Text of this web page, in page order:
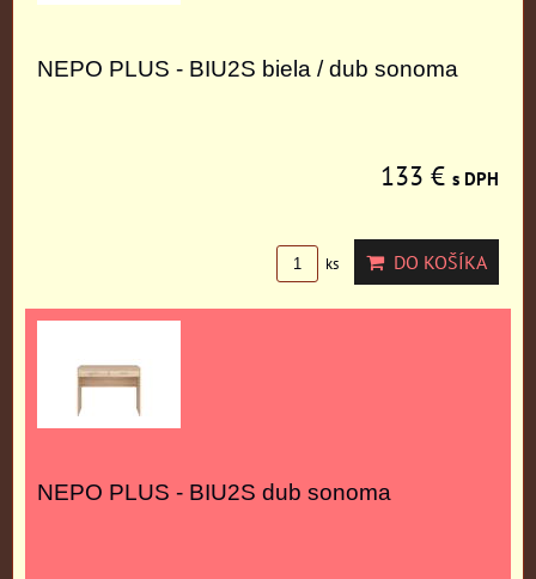
NEPO PLUS - BIU2S biela / dub sonoma
133 € s DPH
ks DO KOŠÍKA
NEPO PLUS - BIU2S dub sonoma